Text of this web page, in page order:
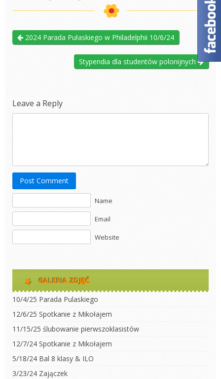
2024 Parada Pułaskiego w Philadelphii 10/6/24
Stypendia dla studentów polonijnych
Leave a Reply
Post Comment
Name
Email
Website
GALERIA ZDJĘĆ
10/4/25 Parada Pulaskiego
12/6/25 Spotkanie z Mikołajem
11/15/25 ślubowanie pierwszoklasistów
12/7/24 Spotkanie z Mikołajem
5/18/24 Bal 8 klasy & ILO
3/23/24 Zajączek